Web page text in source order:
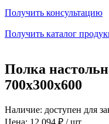
Получить консультацию
Получить каталог
Полка
700х300х600
Наличие: доступен для
Цена: 12 094 ₽ / шт.